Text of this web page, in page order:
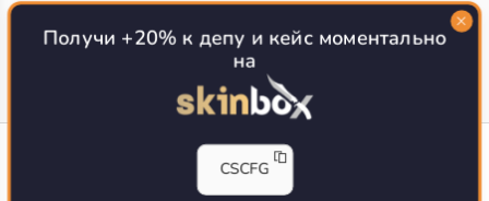
Топ сайтов с халявой КС 2
О проекте
Получи +20% к депу и кейс моментально
на
CSCFG